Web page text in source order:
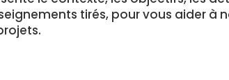
tirés, pour vous aider à